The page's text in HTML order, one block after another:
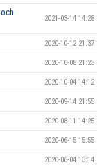
2021-03-14 14:28
2020-10-12 21:37
2020-10-08 21:23
2020-10-04 14:12
2020-09-14 21:55
2020-08-11 14:25
2020-06-15 15:55
2020-06-04 13:14